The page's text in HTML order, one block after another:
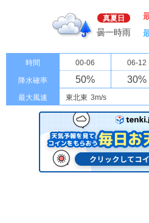
真夏日
曇一時雨
時間 00-06 06-12
降水確率 50% 30%
最大風速 東北東 3m/s